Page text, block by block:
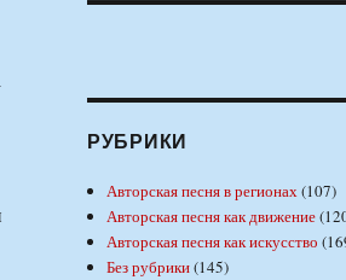
РУБРИКИ
Авторская песня в регионах(107)
Авторская песня как движение
Авторская песня как искусство
Без рубрики(145)